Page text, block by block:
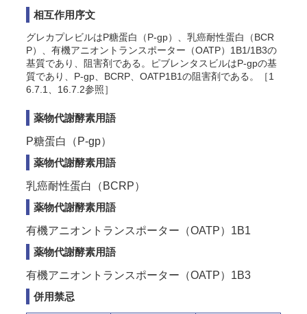
相互作用序文
グレカプレビルはP糖蛋白（P-gp）、乳癌耐性蛋白（BCR
P）、有機アニオントランスポーター（OATP）1B1/1B3の
基質であり、阻害剤である。ピブレンタスビルはP-gpの基
質であり、P-gp、BCRP、OATP1B1の阻害剤である。［1
6.7.1、16.7.2参照］
薬物代謝酵素用語
P糖蛋白（P-gp）
薬物代謝酵素用語
乳癌耐性蛋白（BCRP）
薬物代謝酵素用語
有機アニオントランスポーター（OATP）1B1
薬物代謝酵素用語
有機アニオントランスポーター（OATP）1B3
併用禁忌